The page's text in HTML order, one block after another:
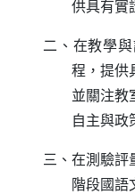
供具有實
二、在教學
程，提供
並關注教
自主與政
三、在測驗評
階段國語